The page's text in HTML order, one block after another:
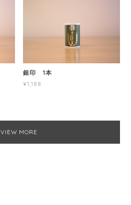
銀印 1本
¥1,188
VIEW MORE